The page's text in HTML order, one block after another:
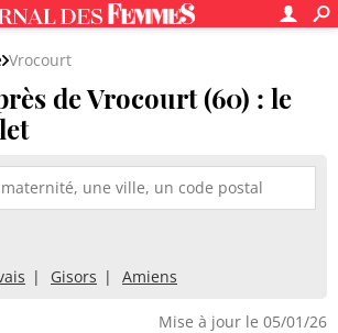
Vrocourt
de Vrocourt (60) : le
Gisors Amiens
Mise à jour le 05/01/26